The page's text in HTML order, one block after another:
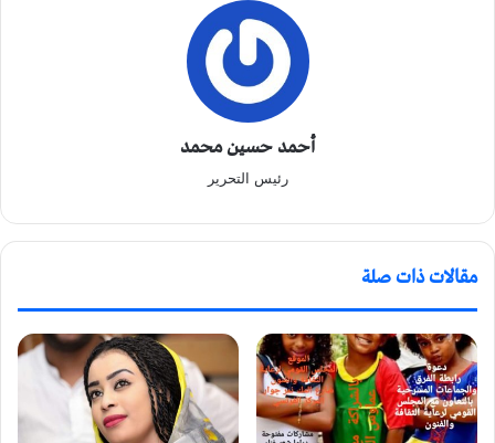
أحمد حسين محمد
رئيس التحرير
مقالات ذات صلة